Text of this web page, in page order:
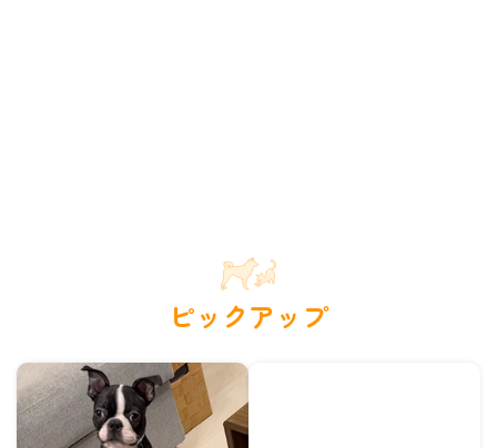
ピックアップ